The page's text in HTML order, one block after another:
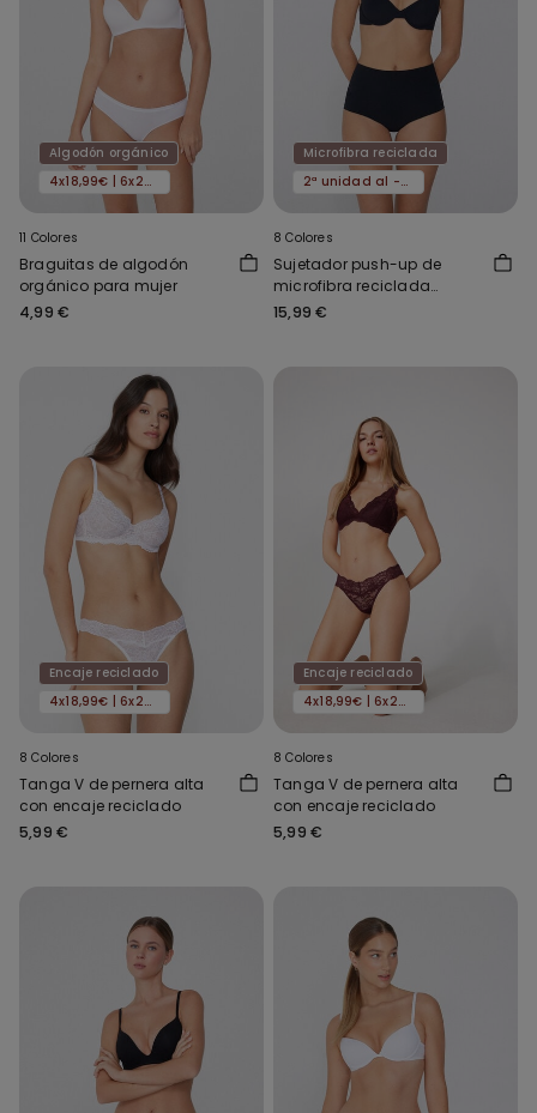
Algodón orgánico
4x18,99€ | 6x24,99€
11 Colores
Braguitas de algodón
orgánico para mujer
4,99 €
Microfibra reciclada
2ª unidad al -50%
8 Colores
Sujetador push-up de
microfibra reciclada
Athens
15,99 €
Encaje reciclado
4x18,99€ | 6x24,99€
8 Colores
Tanga V de pernera alta
con encaje reciclado
5,99 €
Encaje reciclado
4x18,99€ | 6x24,99€
8 Colores
Tanga V de pernera alta
con encaje reciclado
5,99 €